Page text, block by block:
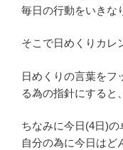
毎日の行動をいきな
そこで日めくりカレ
日めくりの言葉をフ
る為の指針にすると
ちなみに今日(4日)
自分の為に今日はど